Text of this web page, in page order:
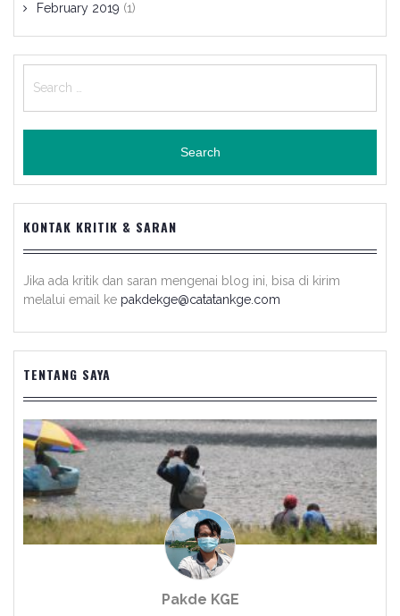
February 2019 (1)
for:
KONTAK KRITIK & SARAN
Jika ada kritik dan saran mengenai blog ini, bisa di kirim
melalui email ke pakdekge@catatankge.com
TENTANG SAYA
Pakde KGE